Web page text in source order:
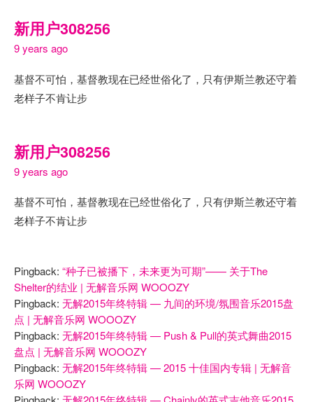
新用户308256
9 years ago
基督不可怕，基督教现在已经世俗化了，只有伊斯兰教还守着
老样子不肯让步
新用户308256
9 years ago
基督不可怕，基督教现在已经世俗化了，只有伊斯兰教还守着
老样子不肯让步
Pingback: “种子已被播下，未来更为可期”—— 关于The
Shelter的结业 | 无解音乐网 WOOOZY
Pingback: 无解2015年终特辑 — 九间的环境/氛围音乐2015盘
点 | 无解音乐网 WOOOZY
Pingback: 无解2015年终特辑 — Push & Pull的英式舞曲2015
盘点 | 无解音乐网 WOOOZY
Pingback: 无解2015年终特辑 — 2015 十佳国内专辑 | 无解音
乐网 WOOOZY